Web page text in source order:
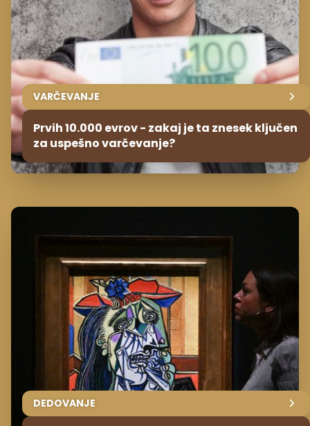
VARČEVANJE
Prvih 10.000 evrov - zakaj je ta znesek ključen
za uspešno varčevanje?
DEDOVANJE